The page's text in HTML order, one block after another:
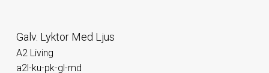
Galv. Lyktor Med Ljus
A2 Living
a2l-ku-pk-gl-md